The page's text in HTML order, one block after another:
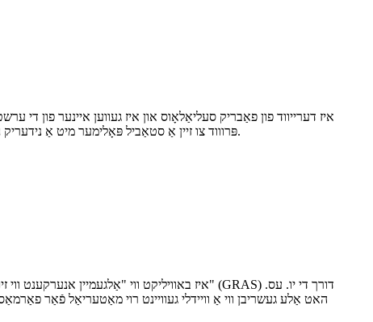
פּרוווד צו זיין אַ סטאַביל פּאָלימער מיט אַ נידעריק נעץ אינהאַלט וואָס מאכט עס פּאַסיק פֿאַר נעץ-שפּירעוודיק ינגרידיאַנץ.עס איז אויך גאָר קעגנשטעליק צו העכער ווי דורכשניטלעך היץ און הומידיטי.